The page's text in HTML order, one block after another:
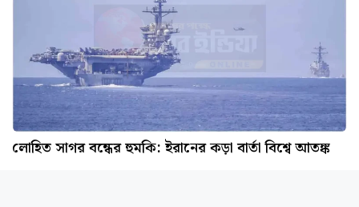
লোহিত সাগর বন্ধের হুমকি: ইরানের কড়া বার্তা বিশ্বে আতঙ্ক